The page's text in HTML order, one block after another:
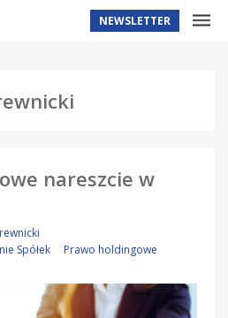
NEWSLETTER
nareszcie w
Spółek
Prawo holdingowe